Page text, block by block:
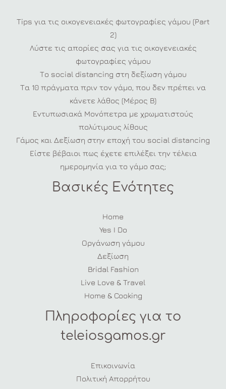
Tips για τις οικογενειακές φωτογραφίες γάμου (Part
2)
Λύστε τις απορίες σας για τις οικογενειακές
φωτογραφίες γάμου
Το social distancing στη δεξίωση γάμου
Τα 10 πράγματα πριν τον γάμο, που δεν πρέπει να
κάνετε λάθος (Μέρος Β)
Εντυπωσιακά Μονόπετρα με χρωματιστούς
πολύτιμους λίθους
Γάμος και Δεξίωση στην εποχή του social distancing
Είστε βέβαιοι πως έχετε επιλέξει την τέλεια
ημερομηνία για το γάμο σας;
Βασικές Ενότητες
Home
Yes I Do
Οργάνωση γάμου
Δεξίωση
Bridal Fashion
Live Love & Travel
Home & Cooking
Πληροφορίες για το
teleiosgamos.gr
Επικοινωνία
Πολιτική Απορρήτου